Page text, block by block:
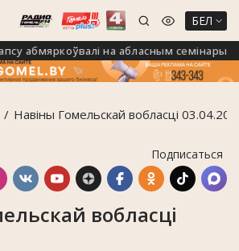
БЕЛ
абмяркоўвалі на абласным семінары ў
Навіны Гомельскай вобласці
Подписаться
вобласці